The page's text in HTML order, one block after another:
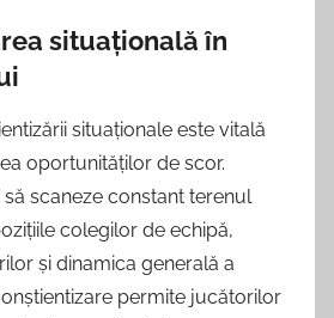
situațională în
situaționale este vitală
oportunităților de scor.
scaneze constant terenul
colegilor de echipă,
și dinamica generală a
permite jucătorilor